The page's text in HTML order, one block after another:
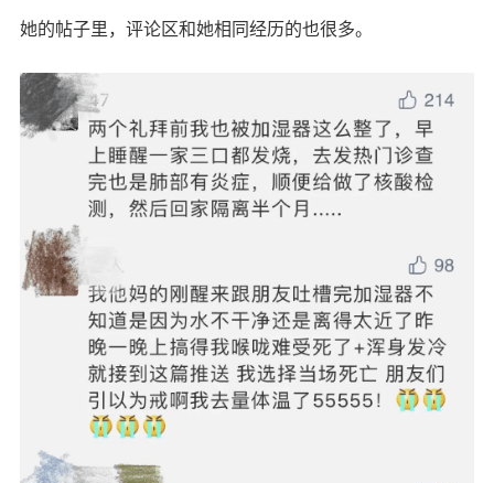
她的帖子里，评论区和她相同经历的也很多。